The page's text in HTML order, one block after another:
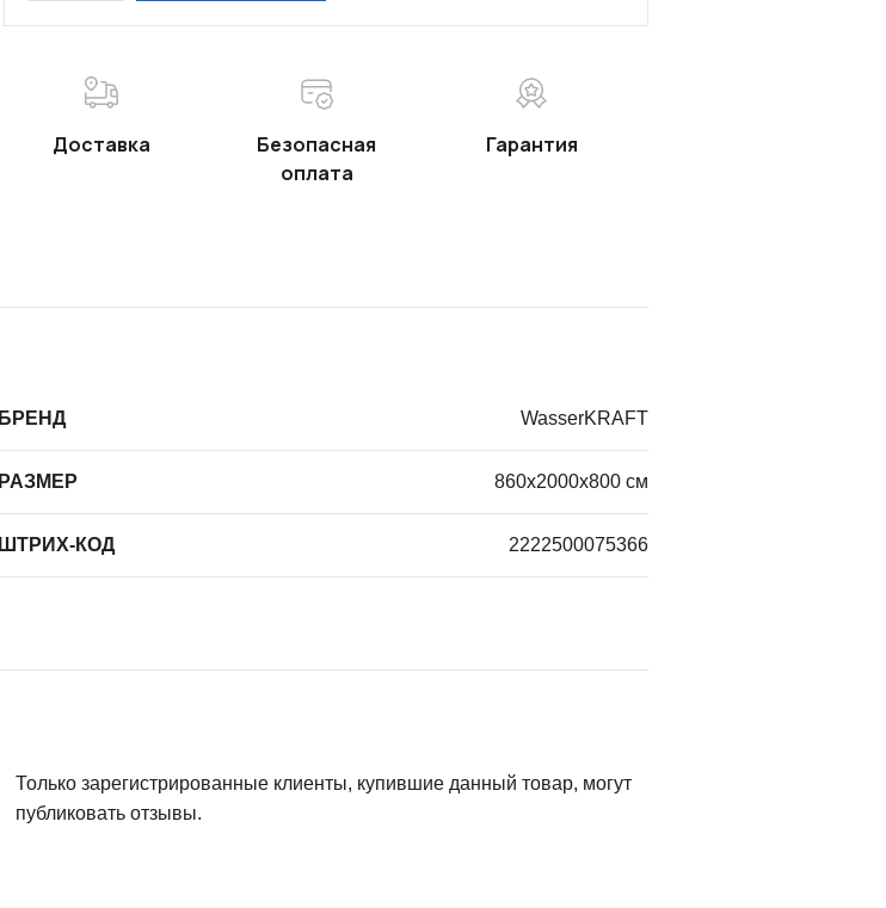
Доставка
Безопасная
оплата
Гарантия
БРЕНД WasserKRAFT
РАЗМЕР 860х2000х800 см
ШТРИХ-КОД 2222500075366
Только зарегистрированные клиенты, купившие данный товар, могут
публиковать отзывы.